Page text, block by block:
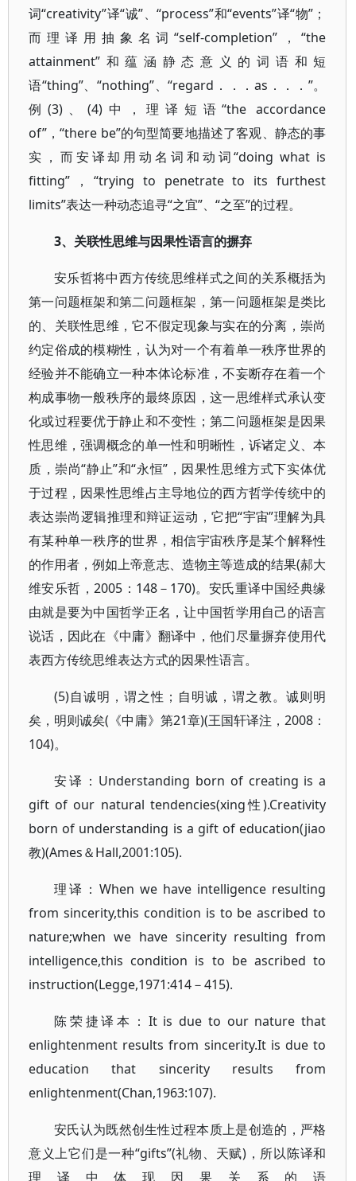
词“creativity”译“诚”、“process”和“events”译“物”；
而理译用抽象名词“self-completion”，“the
attainment”和蕴涵静态意义的词语和短
语“thing”、“nothing”、“regard．．．as．．．”。
例(3)、(4)中，理译短语“the accordance
of”，“there be”的句型简要地描述了客观、静态的事
实，而安译却用动名词和动词“doing what is
fitting”，“trying to penetrate to its furthest
limits”表达一种动态追寻“之宜”、“之至”的过程。
3、关联性思维与因果性语言的摒弃
安乐哲将中西方传统思维样式之间的关系概括为
第一问题框架和第二问题框架，第一问题框架是类比
的、关联性思维，它不假定现象与实在的分离，崇尚
约定俗成的模糊性，认为对一个有着单一秩序世界的
经验并不能确立一种本体论标准，不妄断存在着一个
构成事物一般秩序的最终原因，这一思维样式承认变
化或过程要优于静止和不变性；第二问题框架是因果
性思维，强调概念的单一性和明晰性，诉诸定义、本
质，崇尚“静止”和“永恒”，因果性思维方式下实体优
于过程，因果性思维占主导地位的西方哲学传统中的
表达崇尚逻辑推理和辩证运动，它把“宇宙”理解为具
有某种单一秩序的世界，相信宇宙秩序是某个解释性
的作用者，例如上帝意志、造物主等造成的结果(郝大
维安乐哲，2005：148－170)。安氏重译中国经典缘
由就是要为中国哲学正名，让中国哲学用自己的语言
说话，因此在《中庸》翻译中，他们尽量摒弃使用代
表西方传统思维表达方式的因果性语言。
(5)自诚明，谓之性；自明诚，谓之教。诚则明
矣，明则诚矣(《中庸》第21章)(王国轩译注，2008：
104)。
安译：Understanding born of creating is a
gift of our natural tendencies(xing性).Creativity
born of understanding is a gift of education(jiao
教)(Ames＆Hall,2001:105).
理译：When we have intelligence resulting
from sincerity,this condition is to be ascribed to
nature;when we have sincerity resulting from
intelligence,this condition is to be ascribed to
instruction(Legge,1971:414－415).
陈荣捷译本：It is due to our nature that
enlightenment results from sincerity.It is due to
education that sincerity results from
enlightenment(Chan,1963:107).
安氏认为既然创生性过程本质上是创造的，严格
意义上它们是一种“gifts”(礼物、天赋)，所以陈译和
理译中体现因果关系的语